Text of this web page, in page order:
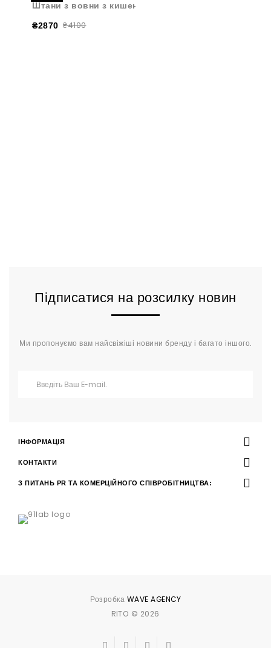
Штани з вовни з кишенями червоні
₴2870 ₴4100
Підписатися на розсилку новин
Ми пропонуємо вам найсвіжіші новини бренду і багато іншого.
ІНФОРМАЦІЯ
КОНТАКТИ
З ПИТАНЬ PR ТА КОМЕРЦІЙНОГО СПІВРОБІТНИЦТВА:
Розробка WAVE AGENCY
RITO © 2026